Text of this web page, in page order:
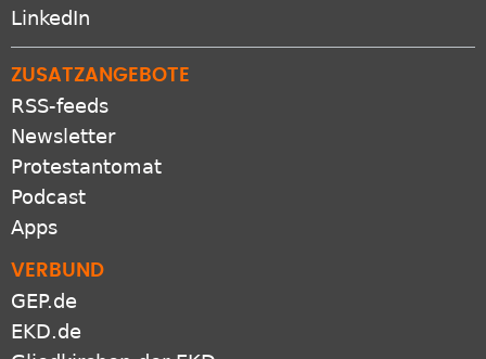
LinkedIn
ZUSATZANGEBOTE
RSS-feeds
Newsletter
Protestantomat
Podcast
Apps
VERBUND
GEP.de
EKD.de